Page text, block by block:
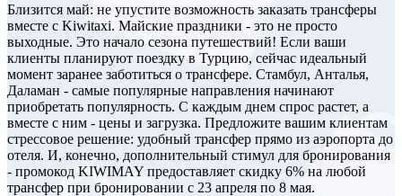
Близится май: не упустите возможность заказать трансферы
вместе с Kiwitaxi. Майские праздники - это не просто
выходные. Это начало сезона путешествий! Если ваши
клиенты планируют поездку в Турцию, сейчас идеальный
момент заранее заботиться о трансфере. Стамбул, Анталья,
Даламан - самые популярные направления начинают
приобретать популярность. С каждым днем спрос растет, а
вместе с ним - цены и загрузка. Предложите вашим клиентам
стрессовое решение: удобный трансфер прямо из аэропорта до
отеля. И, конечно, дополнительный стимул для бронирования
- промокод KIWIMAY предоставляет скидку 6% на любой
трансфер при бронировании с 23 апреля по 8 мая.